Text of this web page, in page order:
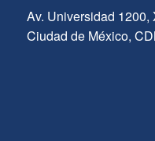
Av. Universidad 1200,
Ciudad de México,